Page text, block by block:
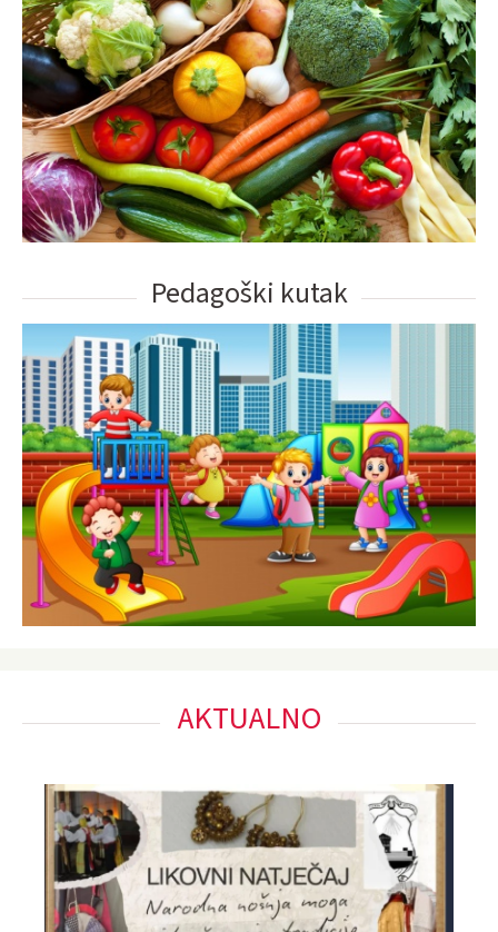
Pedagoški kutak
AKTUALNO